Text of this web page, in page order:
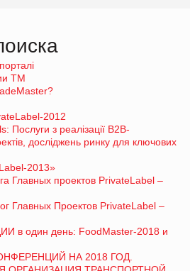
ТМ
2012
Послуги з реалізації В2В-
досліджень ринку для ключових
2013»
Главных проектов PrivateLabel –
Главных Проектов PrivateLabel –
в один день: FoodMaster-2018 и
НА 2018 ГОД.